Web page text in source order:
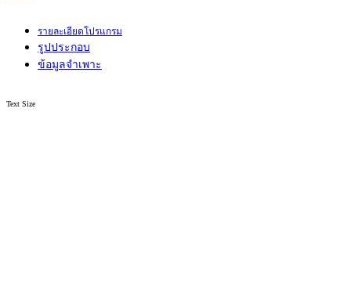
รายละเอียดโปรแกรม
รูปประกอบ
ข้อมูลจำเพาะ
Text Size